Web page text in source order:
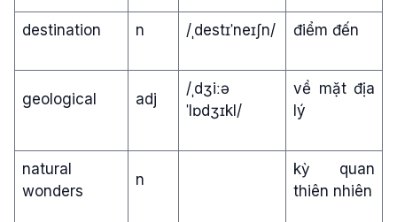
destination n /ˌdestɪˈneɪʃn/ điểm đến
geological adj
/ˌdʒiːə
ˈlɒdʒɪkl/
về mặt địa
lý
natural
wonders
n
kỳ quan
thiên nhiên